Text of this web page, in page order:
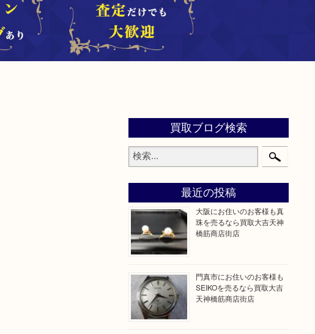
買取ブログ検索
最近の投稿
大阪にお住いのお客様も真
珠を売るなら買取大吉天神
橋筋商店街店
門真市にお住いのお客様も
SEIKOを売るなら買取大吉
天神橋筋商店街店